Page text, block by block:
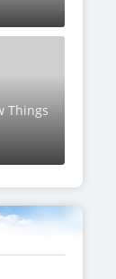
Things